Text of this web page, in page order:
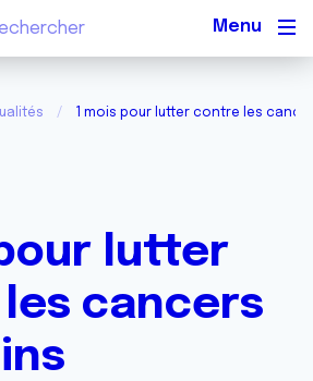
1 mois pour lutter contre les
lutter
cancers